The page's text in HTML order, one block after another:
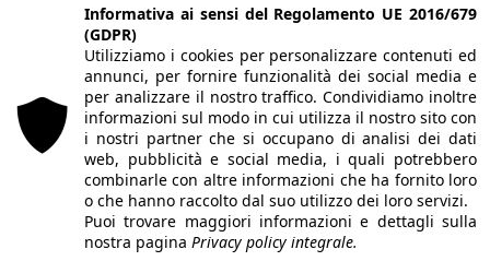
Scopri i vantaggi di essere uno studente di IIF
© 2026 Istituto Italiano di Fotografia® srl, Via
Enrico Caviglia 3, 20139 Milano | Tel 02/58107623
- 02/58107139
P.IVA IT10863240155 | PECiifmilano@pec.it|
REA MI-1415688 | Capitale sociale € 10.400,00 I.V.
Le immagini del sito sono utilizzate su licenza dei
Informativa ai sensi del Regolamento UE 2016/679
(GDPR)
Utilizziamo i cookies per personalizzare contenuti ed
annunci, per fornire funzionalità dei social media e
per analizzare il nostro traffico. Condividiamo inoltre
informazioni sul modo in cui utilizza il nostro sito con
i nostri partner che si occupano di analisi dei dati
web, pubblicità e social media, i quali potrebbero
combinarle con altre informazioni che ha fornito loro
o che hanno raccolto dal suo utilizzo dei loro servizi.
Puoi trovare maggiori informazioni e dettagli sulla
nostra pagina Privacy policy integrale.